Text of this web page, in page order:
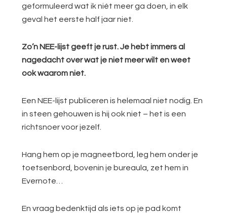
geformuleerd wat ik niét meer ga doen, in elk
geval het eerste half jaar niet.
Zo’n NEE-lijst geeft je rust. Je hebt immers al
nagedacht over wat je niet meer wilt en weet
ook waarom niet.
Een NEE-lijst publiceren is helemaal niet nodig. En
in steen gehouwen is hij ook niet – het is een
richtsnoer voor jezelf.
Hang hem op je magneetbord, leg hem onder je
toetsenbord, bovenin je bureaula, zet hem in
Evernote…
En vraag bedenktijd als iets op je pad komt